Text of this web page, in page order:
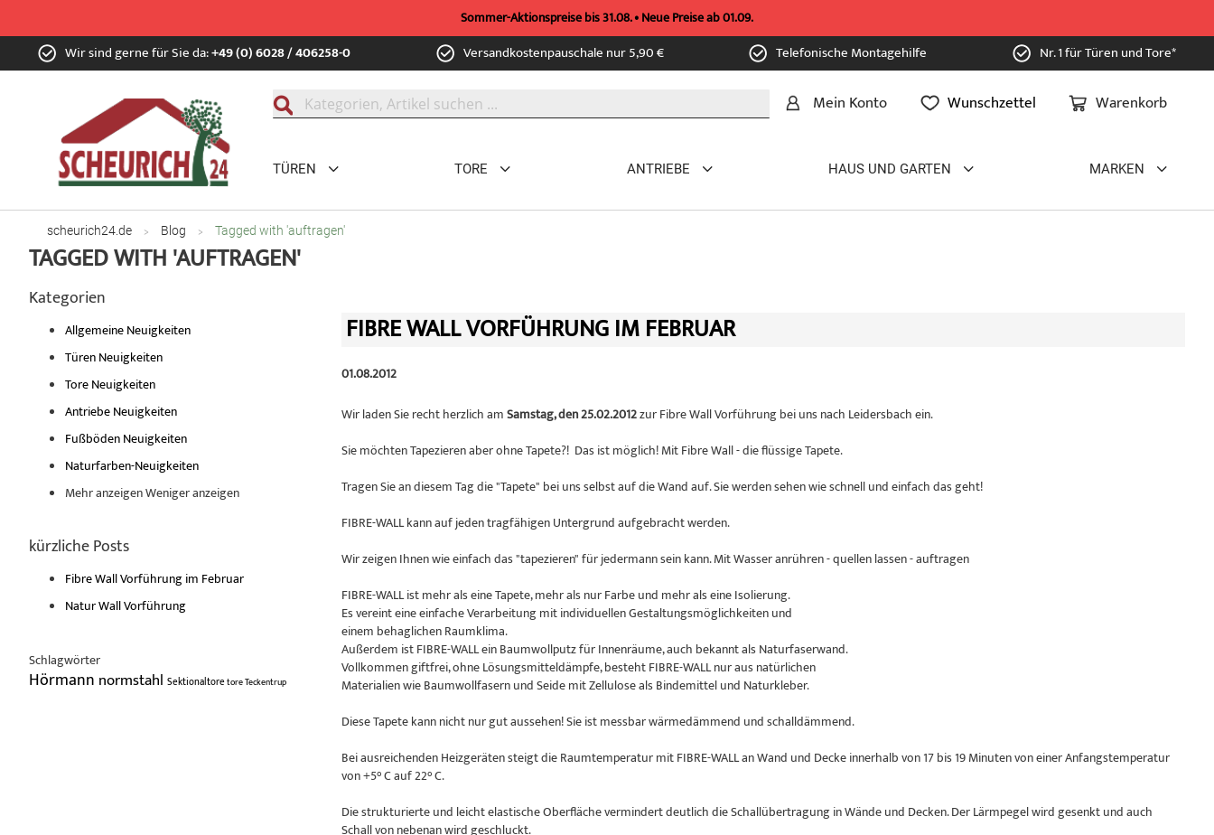
Sommer-Aktionspreise bis 31.08. • Neue Preise ab 01.09.
Zum
Inhalt Wir sind gerne für Sie da:+49 (0) 6028 / 406258-0 Versandkostenpauschale nur 5,90 € Telefonische Montagehilfe Nr. 1 für Türen und Tore*
Warenkorb
Mein Konto Wunschzettel
TÜREN TORE ANTRIEBE HAUS UND GARTEN MARKEN
scheurich24.de Blog Tagged with 'auftragen'
TAGGED WITH 'AUFTRAGEN'
FIBRE WALL VORFÜHRUNG IM FEBRUAR
01.08.2012
Wir laden Sie recht herzlich amSamstag, den 25.02.2012zur Fibre Wall Vorführung bei uns nach Leidersbach ein.
Sie möchten Tapezieren aber ohne Tapete?! Das ist möglich! Mit Fibre Wall - die flüssige Tapete.
Tragen Sie an diesem Tag die "Tapete" bei uns selbst auf die Wand auf. Sie werden sehen wie schnell und einfach das geht!
FIBRE-WALL kann auf jeden tragfähigen Untergrund aufgebracht werden.
Wir zeigen Ihnen wie einfach das "tapezieren" für jedermann sein kann. Mit Wasser anrühren - quellen lassen - auftragen
FIBRE-WALL ist mehr als eine Tapete, mehr als nur Farbe und mehr als eine Isolierung.
Es vereint eine einfache Verarbeitung mit individuellen Gestaltungsmöglichkeiten und
einem behaglichen Raumklima.
Außerdem ist FIBRE-WALL ein Baumwollputz für Innenräume, auch bekannt als Naturfaserwand.
Vollkommen giftfrei, ohne Lösungsmitteldämpfe, besteht FIBRE-WALL nur aus natürlichen
Materialien wie Baumwollfasern und Seide mit Zellulose als Bindemittel und Naturkleber.
Diese Tapete kann nicht nur gut aussehen! Sie ist messbar wärmedämmend und schalldämmend.
Bei ausreichenden Heizgeräten steigt die Raumtemperatur mit FIBRE-WALL an Wand und Decke innerhalb von 17 bis 19 Minuten von einer Anfangstemperatur
von +5° C auf 22° C.
Die strukturierte und leicht elastische Oberfläche vermindert deutlich die Schallübertragung in Wände und Decken. Der Lärmpegel wird gesenkt und auch
Schall von nebenan wird geschluckt.
Kategorien
Allgemeine Neuigkeiten
Türen Neuigkeiten
Tore Neuigkeiten
Antriebe Neuigkeiten
Fußböden Neuigkeiten
Naturfarben-Neuigkeiten
Mehr anzeigenWeniger anzeigen
kürzliche Posts
Fibre Wall Vorführung im Februar
Natur Wall Vorführung
Schlagwörter
Hörmann normstahl SektionaltoretoreTeckentrup